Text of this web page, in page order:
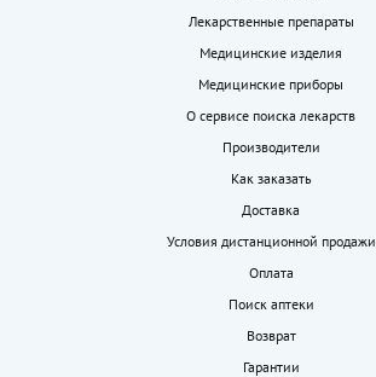
Лекарственные препараты
Медицинские изделия
Медицинские приборы
О сервисе поиска лекарств
Производители
Как заказать
Доставка
Условия дистанционной продажи
Оплата
Поиск аптеки
Возврат
Гарантии